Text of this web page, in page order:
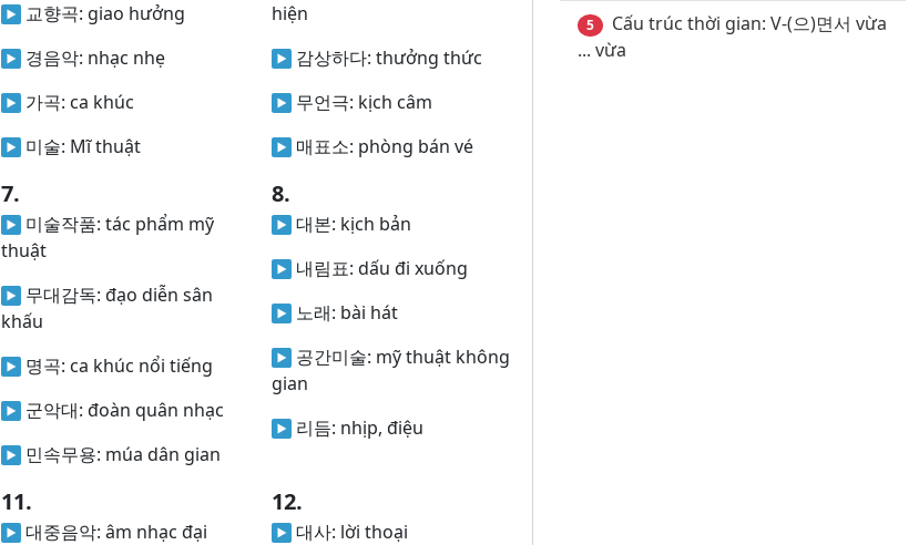
교향곡: giao hưởng
경음악: nhạc nhẹ
가곡: ca khúc
미술: Mĩ thuật
hiện
감상하다: thưởng thức
무언극: kịch câm
매표소: phòng bán vé
7.
미술작품: tác phẩm mỹ
thuật
무대감독: đạo diễn sân
khấu
명곡: ca khúc nổi tiếng
군악대: đoàn quân nhạc
민속무용: múa dân gian
8.
대본: kịch bản
내림표: dấu đi xuống
노래: bài hát
공간미술: mỹ thuật không
gian
리듬: nhịp, điệu
11.
대중음악: âm nhạc đại
12.
대사: lời thoại
5
Cấu trúc thời gian: V-(으)면서 vừa
... vừa